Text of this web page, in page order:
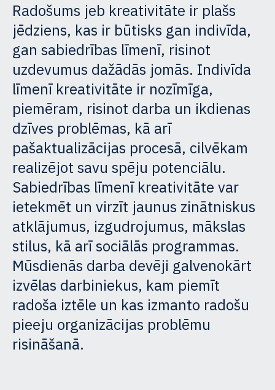
Radošums jeb kreativitāte ir plašs
jēdziens, kas ir būtisks gan indivīda,
gan sabiedrības līmenī, risinot
uzdevumus dažādās jomās. Indivīda
līmenī kreativitāte ir nozīmīga,
piemēram, risinot darba un ikdienas
dzīves problēmas, kā arī
pašaktualizācijas procesā, cilvēkam
realizējot savu spēju potenciālu.
Sabiedrības līmenī kreativitāte var
ietekmēt un virzīt jaunus zinātniskus
atklājumus, izgudrojumus, mākslas
stilus, kā arī sociālās programmas.
Mūsdienās darba devēji galvenokārt
izvēlas darbiniekus, kam piemīt
radoša iztēle un kas izmanto radošu
pieeju organizācijas problēmu
risināšanā.